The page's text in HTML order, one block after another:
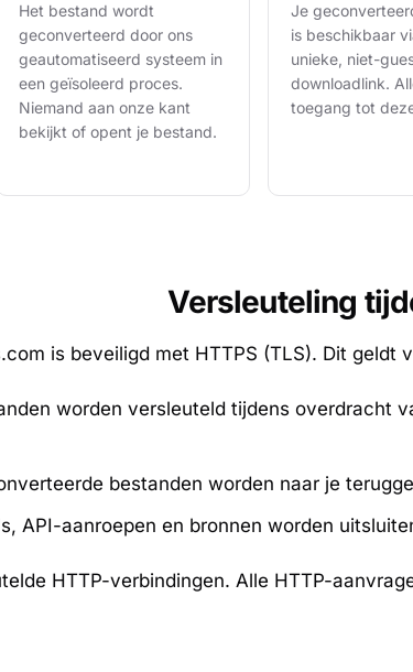
Het bestand wordt
geconverteerd door ons
geautomatiseerd systeem in
een geïsoleerd proces.
Niemand aan onze kant
bekijkt of opent je bestand.
Je
is beschikbaar
unieke, niet-
downloadlink.
toegang tot
Versleuteling
is beveiligd met HTTPS (TLS). Dit geldt
worden versleuteld tijdens overdracht
bestanden worden naar je
API-aanroepen en bronnen worden
HTTP-verbindingen. Alle HTTP-